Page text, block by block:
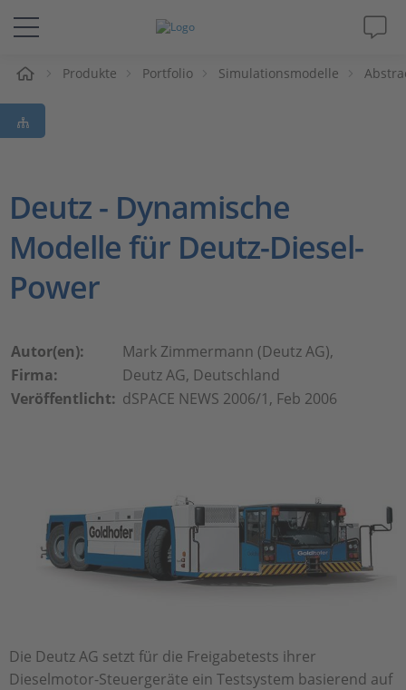
Lösungen & Produkte
Support
Magazin
Unternehmen
Karriere
Produkte Portfolio Simulationsmodelle
Deutz - Dynamische
Modelle für Deutz-Diesel-
Power
Autor(en):
Mark Zimmermann (Deutz AG),
Firma:
Deutz AG, Deutschland
Veröffentlicht: dSPACE NEWS 2006/1, Feb 2006
Die Deutz AG setzt für die Freigabetests ihrer
Dieselmotor-Steuergeräte ein Testsystem basierend auf